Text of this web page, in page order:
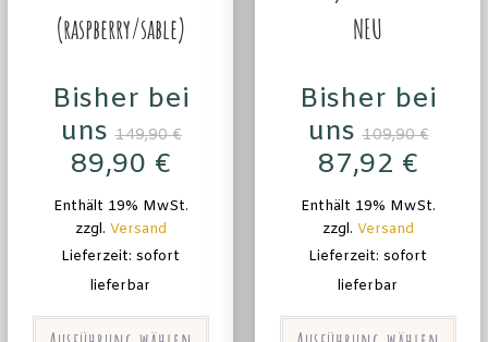
(raspberry/sable)
Bisher bei
uns 149,90€
89,90 €
Enthält 19% MwSt.
zzgl. Versand
Lieferzeit: sofort
lieferbar
NEU
Bisher bei
uns 109,90€
87,92 €
Enthält 19% MwSt.
zzgl. Versand
Lieferzeit: sofort
lieferbar